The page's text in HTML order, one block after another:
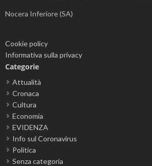
Nocera Inferiore (SA)
Cookie policy
Informativa sulla privacy
Categorie
Attualità
Cronaca
Cultura
Economia
EVIDENZA
Info sul Coronavirus
Politica
Senza categoria